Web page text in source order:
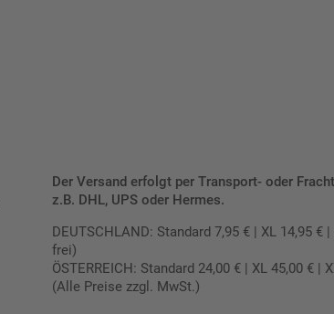
Der Versand erfolgt per Transport- oder
z.B. DHL, UPS oder Hermes.
DEUTSCHLAND: Standard 7,95 € | XL 14,95 €
frei)
ÖSTERREICH: Standard 24,00 € | XL 45,00 € |
(Alle Preise zzgl. MwSt.)